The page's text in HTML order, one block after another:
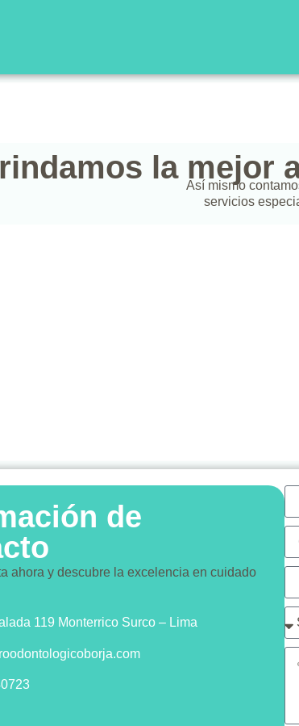
la mejor
Así mismo
servicios
de
ahora y descubre la excelencia en cuidado
119 Monterrico Surco – Lima